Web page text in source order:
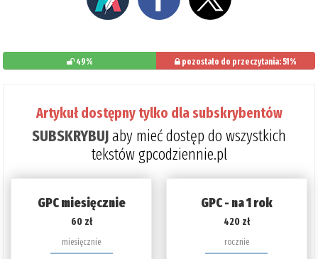
49% pozostało do przeczytania: 51%
Artykuł dostępny tylko dla subskrybentów
SUBSKRYBUJaby mieć dostęp do wszystkich
tekstów gpcodziennie.pl
GPC miesięcznie
60 zł
miesięcznie
GPC - na 1 rok
420 zł
rocznie